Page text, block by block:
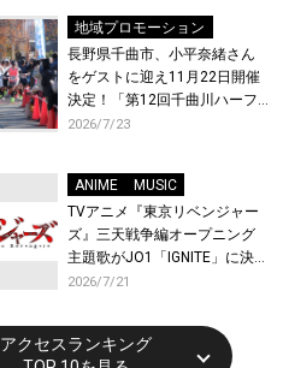
映が決定！
地域プロモーション
長野県千曲市、小平奈緒さん
をゲストに迎え11月22日開催
決定！「第12回千曲川ハーフ
マラソン」エントリー受付開
2026/7/23
ANIME
MUSIC
TVアニメ『東京リベンジャー
ズ』三天戦争編オープニング
主題歌がJO1「IGNITE」に決
定！メンバー全員から喜びと
トが到着！9月に東京・大阪で
先行上映会を開催！
2026/7/21
アクセスランキング